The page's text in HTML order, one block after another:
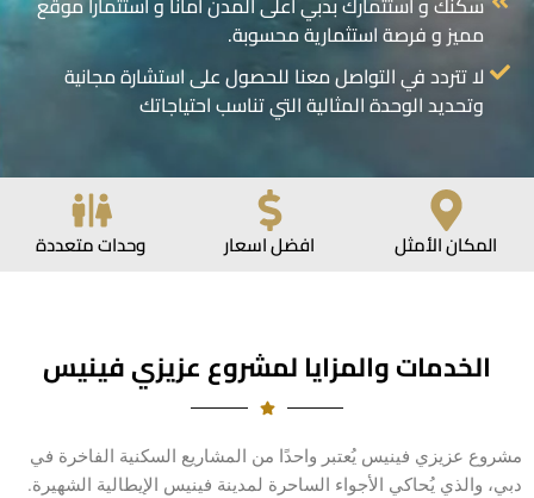
مميز و فرصة استثمارية محسوبة.
لا تتردد في التواصل معنا للحصول على استشارة مجانية
وتحديد الوحدة المثالية التي تناسب احتياجاتك
المكان الأمثل افضل اسعار وحدات متعددة
الخدمات والمزايا لمشروع عزيزي فينيس
مشروع عزيزي فينيس يُعتبر واحدًا من المشاريع السكنية الفاخرة في
دبي، والذي يُحاكي الأجواء الساحرة لمدينة فينيس الإيطالية الشهيرة.